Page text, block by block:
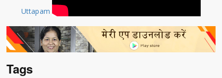
Uttapam
Tags